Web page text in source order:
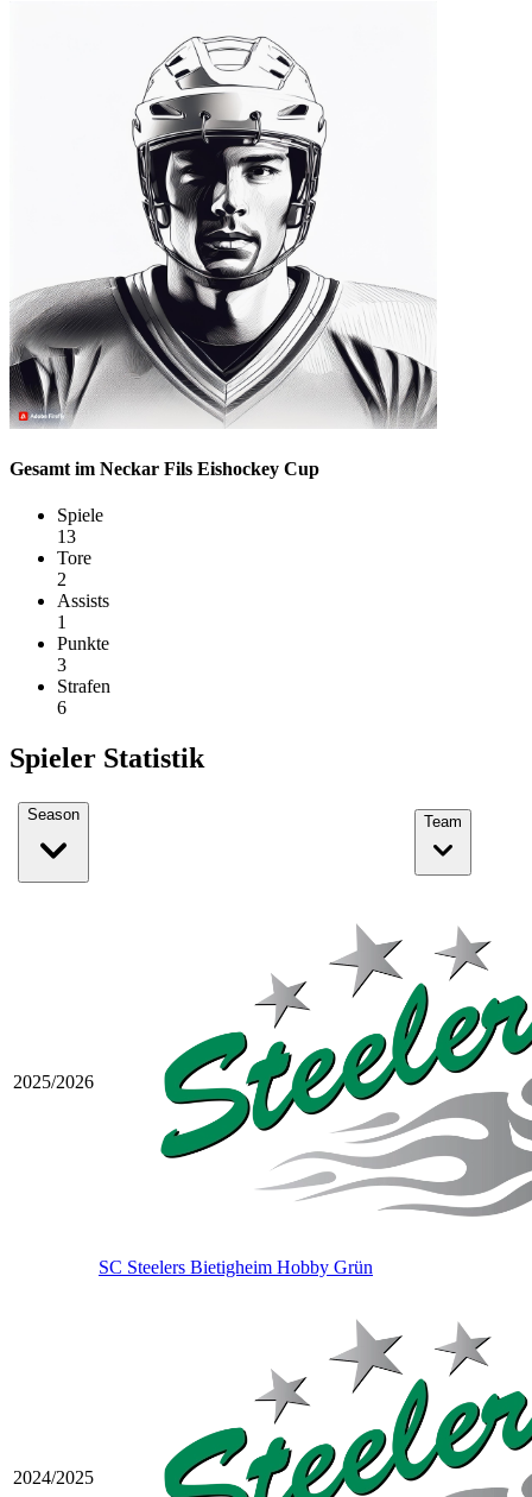
Gesamt im Neckar Fils Eishockey Cup
Spiele
13
Tore
2
Assists
1
Punkte
3
Strafen
6
Spieler Statistik
Season Team
2025/2026
SC Steelers Bietigheim Hobby Grün
2024/2025